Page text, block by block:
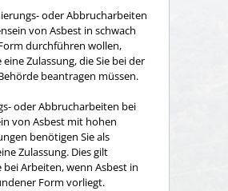
oder Abbrucharbeiten
von Asbest in schwach
durchführen wollen,
Zulassung, die Sie bei der
beantragen müssen.
oder Abbrucharbeiten bei
von Asbest mit hohen
benötigen Sie als
Zulassung. Dies gilt
bei Arbeiten, wenn Asbest in
Form vorliegt.